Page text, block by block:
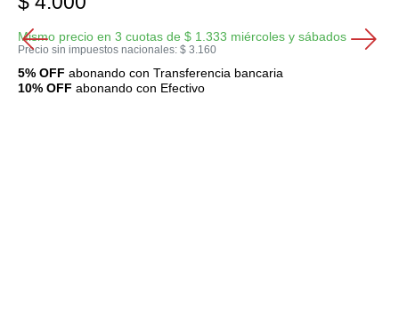
Mismo precio en 3 cuotas de $ 1.333 miércoles y sábados
Precio sin impuestos nacionales: $ 3.160
5% OFF abonando con Transferencia bancaria
10% OFF abonando con Efectivo